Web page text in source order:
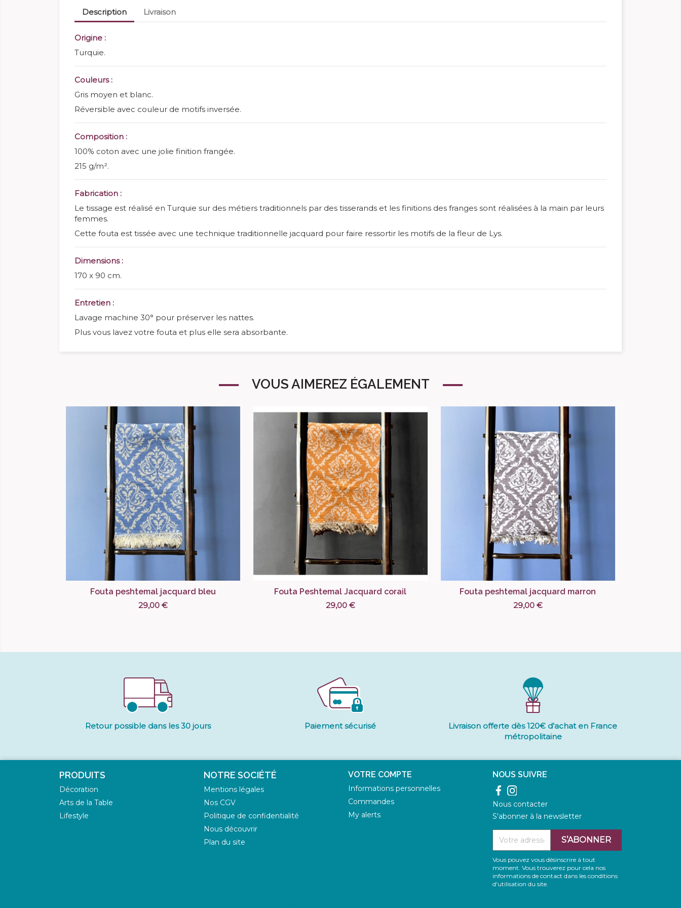
Description Livraison
Origine :
Turquie.
Couleurs :
Gris moyen et blanc.
Réversible avec couleur de motifs inversée.
Composition :
100% coton avec une jolie finition frangée.
215 g/m².
Fabrication :
Le tissage est réalisé en Turquie sur des métiers traditionnels par des tisserands et les finitions des franges sont réalisées à la main par leurs
femmes.
Cette fouta est tissée avec une technique traditionnelle jacquard pour faire ressortir les motifs de la fleur de Lys.
Dimensions :
170 x 90 cm.
Entretien :
Lavage machine 30° pour préserver les nattes.
Plus vous lavez votre fouta et plus elle sera absorbante.
VOUS AIMEREZ ÉGALEMENT
Fouta peshtemal jacquard bleu
29,00 €
Fouta Peshtemal Jacquard corail
29,00 €
Fouta peshtemal jacquard marron
29,00 €
Retour possible dans les 30 jours Paiement sécurisé
Livraison offerte dès 120€ d'achat en France
métropolitaine
PRODUITS
Décoration
Arts de la Table
Lifestyle
NOTRE SOCIÉTÉ
Mentions légales
Nos CGV
Politique de confidentialité
Nous découvrir
Plan du site
VOTRE COMPTE
Informations personnelles
Commandes
My alerts
NOUS SUIVRE
Facebook
Nous contacter
S'abonner à la newsletter
Vous pouvez vous désinscrire à tout
moment. Vous trouverez pour cela nos
informations de contact dans les conditions
d'utilisation du site.